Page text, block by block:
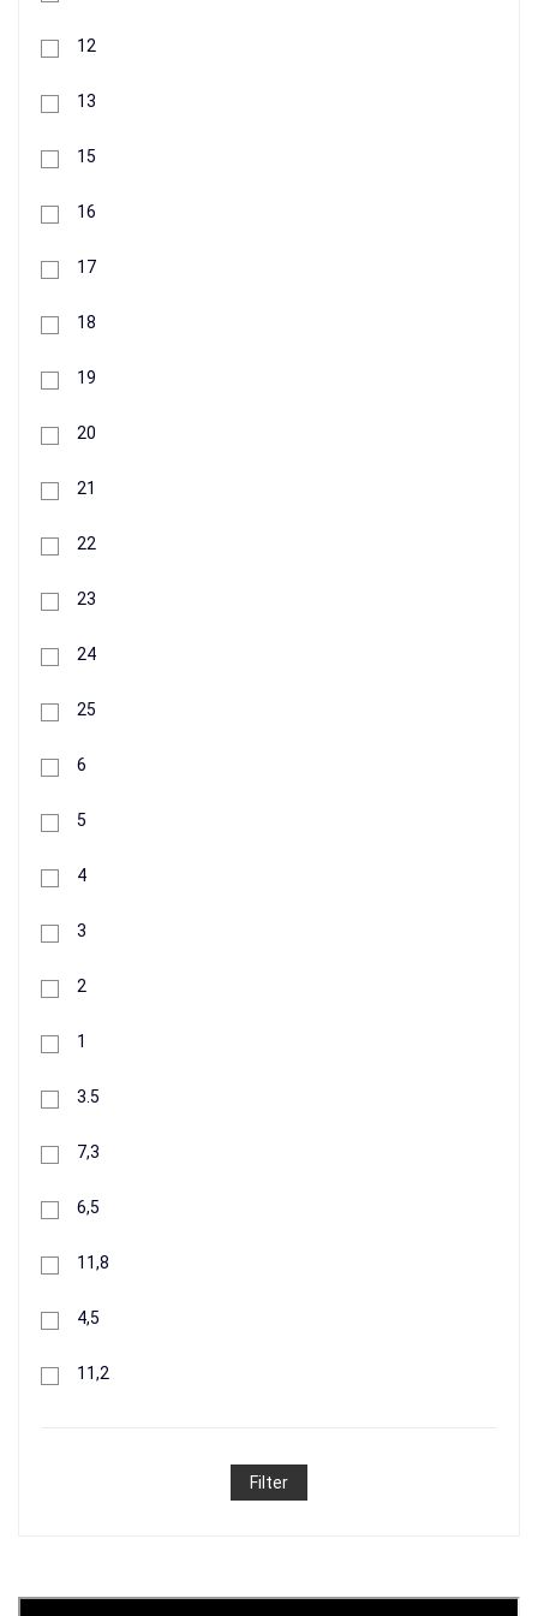
+
+
12
13
15
16
17
18
19
20
21
22
23
24
25
6
5
4
3
2
1
3.5
7,3
6,5
11,8
4,5
11,2
Filter